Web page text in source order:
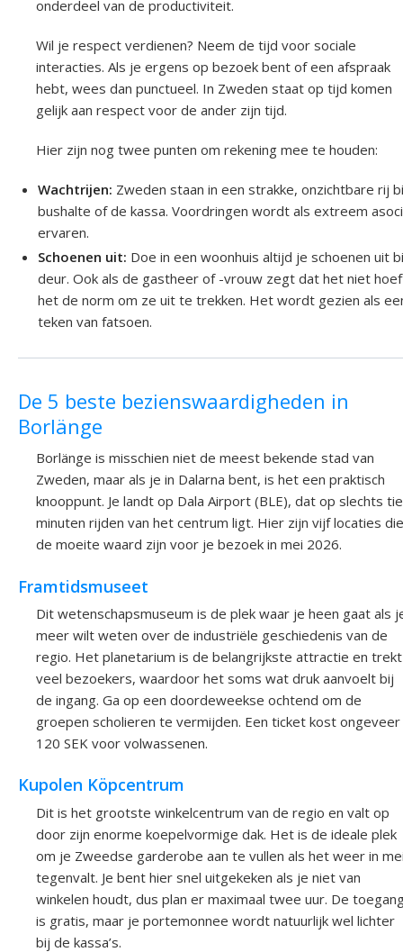
onderdeel van de productiviteit.
Wil je respect verdienen? Neem de tijd voor sociale
interacties. Als je ergens op bezoek bent of een afspraak
hebt, wees dan punctueel. In Zweden staat op tijd komen
gelijk aan respect voor de ander zijn tijd.
Hier zijn nog twee punten om rekening mee te houden:
Wachtrijen: Zweden staan in een strakke, onzichtbare rij
bushalte of de kassa. Voordringen wordt als extreem
ervaren.
Schoenen uit: Doe in een woonhuis altijd je schoenen uit
deur. Ook als de gastheer of -vrouw zegt dat het niet
het de norm om ze uit te trekken. Het wordt gezien als
teken van fatsoen.
De 5 beste bezienswaardigheden in
Borlänge
Borlänge is misschien niet de meest bekende stad van
Zweden, maar als je in Dalarna bent, is het een praktisch
knooppunt. Je landt op Dala Airport (BLE), dat op slechts
minuten rijden van het centrum ligt. Hier zijn vijf locaties die
de moeite waard zijn voor je bezoek in mei 2026.
Framtidsmuseet
Dit wetenschapsmuseum is de plek waar je heen gaat als
meer wilt weten over de industriële geschiedenis van de
regio. Het planetarium is de belangrijkste attractie en trekt
veel bezoekers, waardoor het soms wat druk aanvoelt bij
de ingang. Ga op een doordeweekse ochtend om de
groepen scholieren te vermijden. Een ticket kost ongeveer
120 SEK voor volwassenen.
Kupolen Köpcentrum
Dit is het grootste winkelcentrum van de regio en valt op
door zijn enorme koepelvormige dak. Het is de ideale plek
om je Zweedse garderobe aan te vullen als het weer in
tegenvalt. Je bent hier snel uitgekeken als je niet van
winkelen houdt, dus plan er maximaal twee uur. De
is gratis, maar je portemonnee wordt natuurlijk wel lichter
bij de kassa’s.